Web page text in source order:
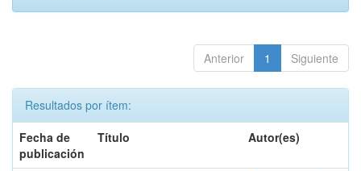
Anterior 1 Siguiente
Resultados por ítem:
Fecha de
publicación
Título Autor(es)